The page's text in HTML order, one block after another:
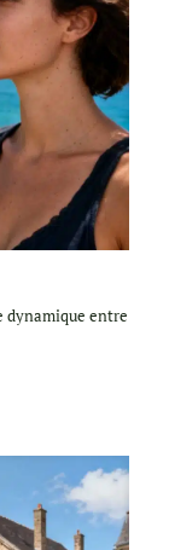
dynamique entre